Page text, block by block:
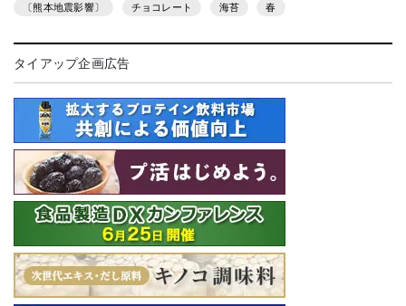
〔熊本地震影響〕 チョコレート 海苔 春
タイアップ企画広告